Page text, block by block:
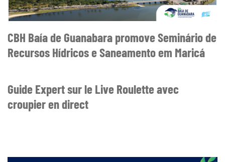
CBH Baía de Guanabara promove Seminário de
Recursos Hídricos e Saneamento em Maricá
Guide Expert sur le Live Roulette avec
croupier en direct